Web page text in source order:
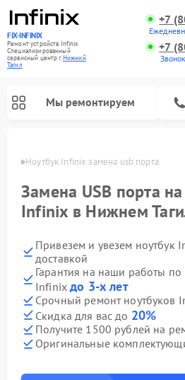
FIX-INFINIX
Ремонт устройств Infinix
Специализированный
cервисный центр г.Нижний
Тагил
+7
+7
Мы ремонтируем
Ноутбук Infinix замена usb порта
Замена USB порта
Infinix в Нижнем
Привезем и увезем ноутбук
доставкой
Гарантия на наши работы по
Infinixдо 3-х лет
Срочный ремонт ноутбуков
Скидка для вас до 20%
Получите 1500 рублей на
Оригинальные